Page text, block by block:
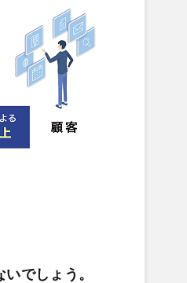
でしょう。